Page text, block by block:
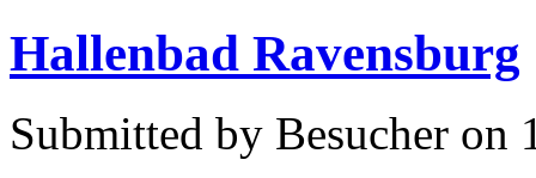
Hallenbad Ravensburg
Submitted by Besucher on